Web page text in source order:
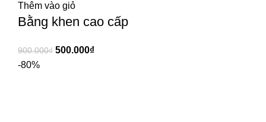
Thêm vào giỏ
Bằng khen cao cấp
900.000₫ 500.000₫
-80%